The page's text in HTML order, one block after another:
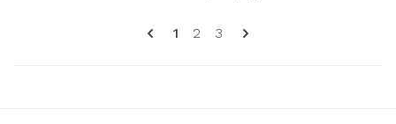
Pagina's
U lees momenteel pagina
1 Pagina
2 Pagina
3